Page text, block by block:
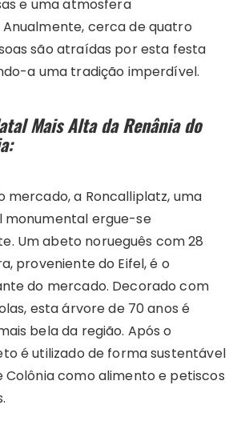
e uma atmosfera
cerca de quatro
são atraídas por esta festa
a uma tradição imperdível.
Mais Alta da Renânia do
mercado, a Roncalliplatz, uma
monumental ergue-se
Um abeto norueguês com 28
proveniente do Eifel, é o
do mercado. Decorado com
esta árvore de 70 anos é
bela da região. Após o
é utilizado de forma sustentável
Colônia como alimento e petiscos